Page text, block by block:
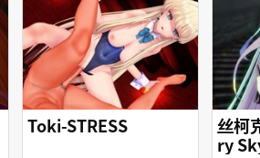
Toki-STRESS
丝柯
ry